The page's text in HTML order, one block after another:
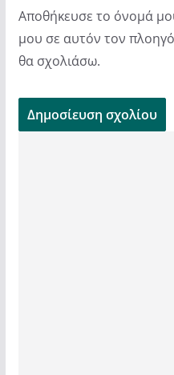
Αποθήκευσε το όνομά
μου σε αυτόν τον
θα σχολιάσω.